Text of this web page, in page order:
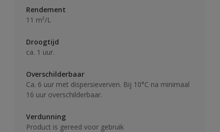
Rendement
11 m²/L
Droogtijd
ca. 1 uur.
Overschilderbaar
Ca. 6 uur met dispersieverven. Bij 10°C na minimaal
16 uur overschilderbaar.
Verdunning
Product is gereed voor gebruik